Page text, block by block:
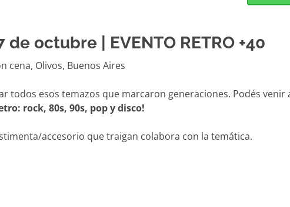
de octubre | EVENTO RETRO +40
todos esos temazos que marcaron generaciones. Podés venir
rock, 80s, 90s, pop y disco!
accesorio que traigan colabora con la temática.